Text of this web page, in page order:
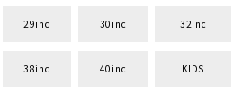
29inc 30inc 32inc
38inc 40inc KIDS